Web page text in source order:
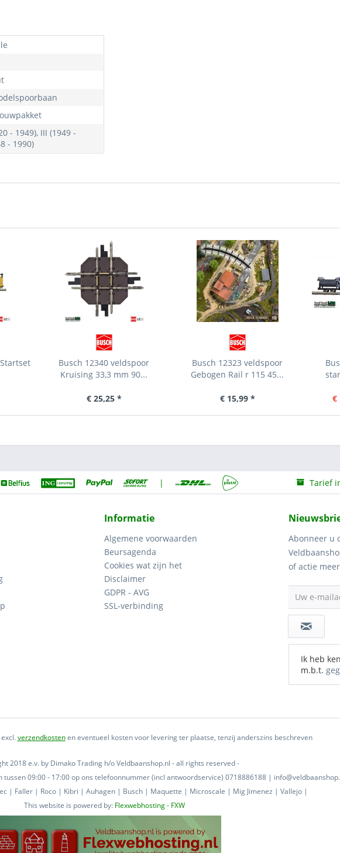
- 1949), III (1949 -
- 1990)
Busch 12340 veldspoor
Kruising 33,3 mm 90...
€ 25,25 *
Busch 12323 veldspoor
Gebogen Rail r 115 45...
€ 15,99 * €
| Tarief
Informatie
Algemene voorwaarden
Beursagenda
Cookies wat zijn het
Disclaimer
GDPR - AVG
SSL-verbinding
Abonneer u
of actie
Uw e-
Ik heb
m.b.t.
verzendkostenen eventueel kosten voor levering ter plaatse, tenzij anderszins beschreven
2018 e.v. by Dimako Trading h/o Veldbaanshop.nl - all rights reserved -
09:00 - 17:00 op ons telefoonnummer (incl antwoordservice) 0718886188 |
| Faller | Roco | Kibri | Auhagen | Busch | Maquette | Microscale | Mig Jimenez | Vallejo |
This website is powered by: Flexwebhosting - FXW